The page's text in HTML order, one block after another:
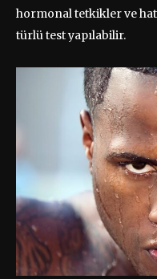
hormonal tetkikler ve
türlü test yapılabilir.